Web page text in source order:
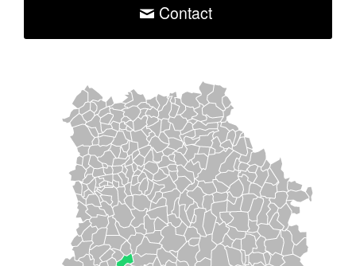
Contact